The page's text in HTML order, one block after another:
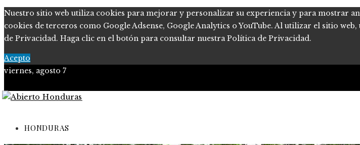
Nuestro sitio web utiliza cookies para mejorar y personalizar su experiencia y para mostrar
cookies de terceros como Google Adsense, Google Analytics o YouTube. Al utilizar el sitio
de Privacidad. Haga clic en el botón para consultar nuestra Política de Privacidad.
Acepto
viernes, agosto 7
Política de Privacidad
Marco Legal del Sitio
HONDURAS